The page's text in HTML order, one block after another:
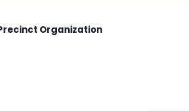
Organization